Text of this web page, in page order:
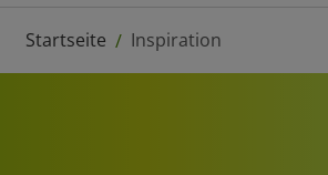
Startseite / Inspiration